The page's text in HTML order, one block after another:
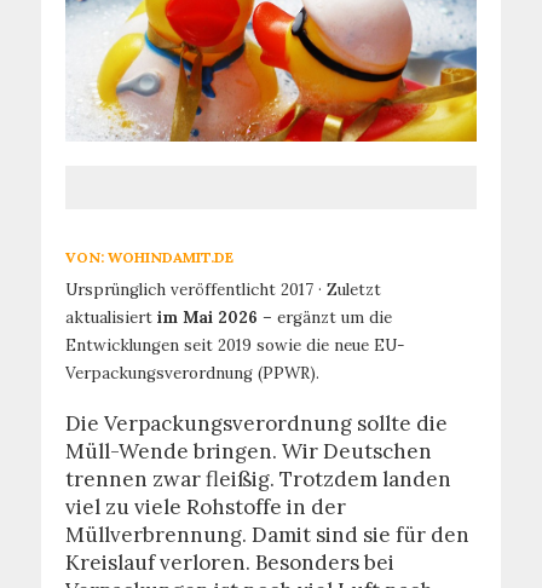
VON: WOHINDAMIT.DE
Ursprünglich veröffentlicht 2017 · Zuletzt
aktualisiert im Mai 2026 – ergänzt um die
Entwicklungen seit 2019 sowie die neue EU-
Verpackungsverordnung (PPWR).
Die Verpackungsverordnung sollte die
Müll-Wende bringen. Wir Deutschen
trennen zwar fleißig. Trotzdem landen
viel zu viele Rohstoffe in der
Müllverbrennung. Damit sind sie für den
Kreislauf verloren. Besonders bei